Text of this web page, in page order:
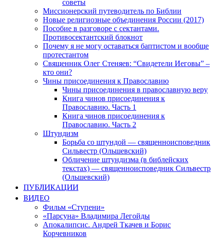
советы
Миссионерский путеводитель по Библии
Новые религиозные объединения России (2017)
Пособие в разговоре с сектантами.
Противосектантский блокнот
Почему я не могу оставаться баптистом и вообще
протестантом
Священник Олег Стеняев: “Свидетели Иеговы” –
кто они?
Чины присоединения к Православию
Чины присоединения в православную веру
Книга чинов присоединения к
Православию. Часть 1
Книга чинов присоединения к
Православию. Часть 2
Штундизм
Борьба со штундой — священноисповедник
Сильвестр (Ольшевский)
Обличение штундизма (в библейских
текстах) — священноисповедник Сильвестр
(Ольшевский)
ПУБЛИКАЦИИ
ВИДЕО
Фильм «Ступени»
«Парсуна» Владимира Легойды
Апокалипсис. Андрей Ткачев и Борис
Корчевников